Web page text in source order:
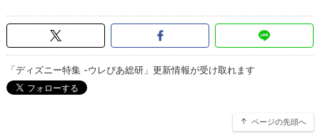
「ディズニー特集 -ウレぴあ総研」更新情報が受け取れます
ページの先頭へ